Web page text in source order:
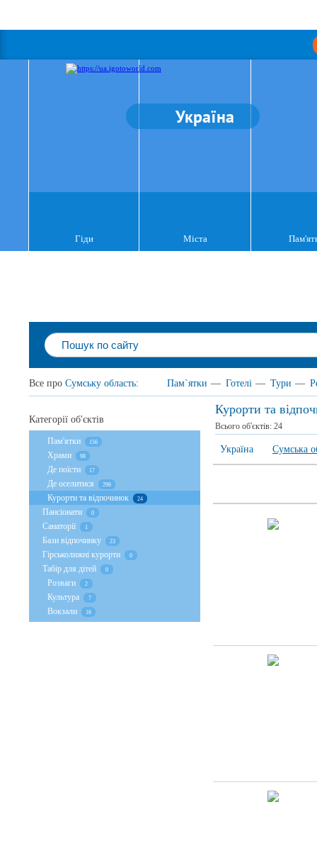
Україна
Гіди Міста
Все про Сумську область: Пам`ятки — Готелі — Тури —
Курорти та
Всього об'єктів: 24
Україна Сумська
Категорії об'єктів
Пам'ятки 156
Храми 98
Де поїсти 17
Де оселитися 296
Курорти та відпочинок 24
Пансіонати 0
Санаторії 1
Бази відпочинку 23
Гірськолижні курорти 0
Табір для дітей 0
Розваги 2
Культура 7
Вокзали 16